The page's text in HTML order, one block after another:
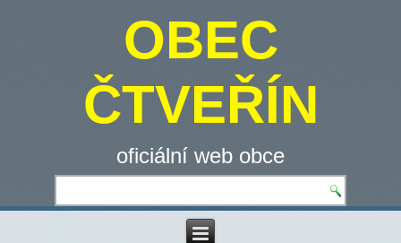
OBEC
ČTVEŘÍN
oficiální web obce